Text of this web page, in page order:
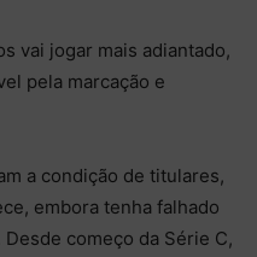
vai jogar mais adiantado,
pela marcação e
a condição de titulares,
embora tenha falhado
começo da Série C,